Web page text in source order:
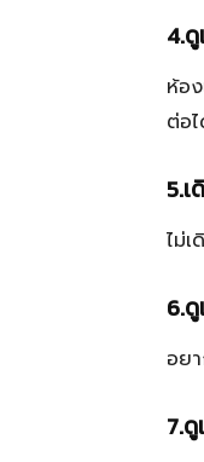
4.
ห้อ
ต่อ
5.
ไม่
6.
อย
7.